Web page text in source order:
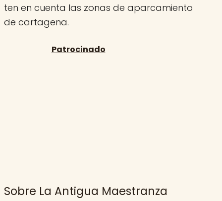
ten en cuenta las zonas de aparcamiento
de cartagena.
Sobre La Antigua Maestranza